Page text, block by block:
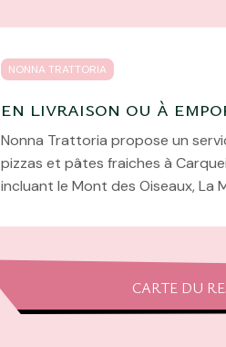
NONNA TRATTORIA
en livraison ou à
Nonna Trattoria propose un
pizzas et pâtes fraiches à
incluant le Mont des Oiseaux, La
CARTE DU